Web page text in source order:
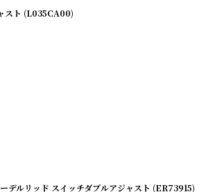
スト (L035CA00)
ルリッド スイッチダブルアジャスト (ER73915)